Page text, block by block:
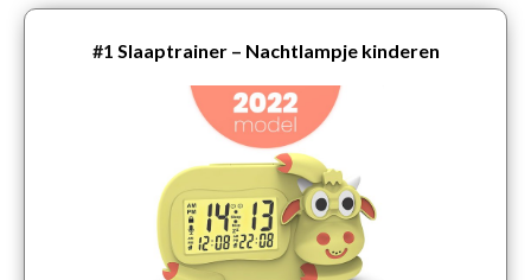
#1 Slaaptrainer – Nachtlampje kinderen